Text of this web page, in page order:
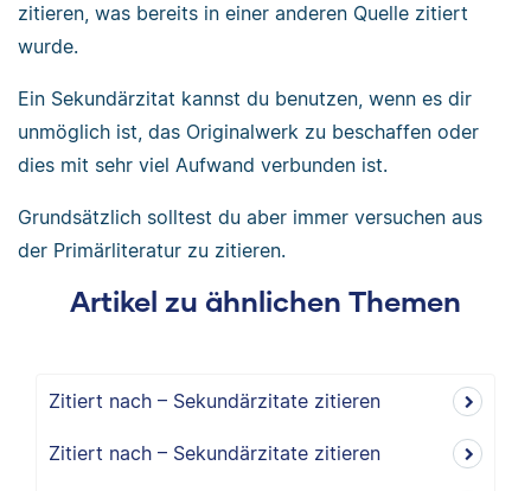
zitieren, was bereits in einer anderen Quelle zitiert
wurde.
Ein Sekundärzitat kannst du benutzen, wenn es dir
unmöglich ist, das Originalwerk zu beschaffen oder
dies mit sehr viel Aufwand verbunden ist.
Grundsätzlich solltest du aber immer versuchen aus
der Primärliteratur zu zitieren.
Artikel zu ähnlichen Themen
Zitiert nach – Sekundärzitate zitieren
Zitiert nach – Sekundärzitate zitieren